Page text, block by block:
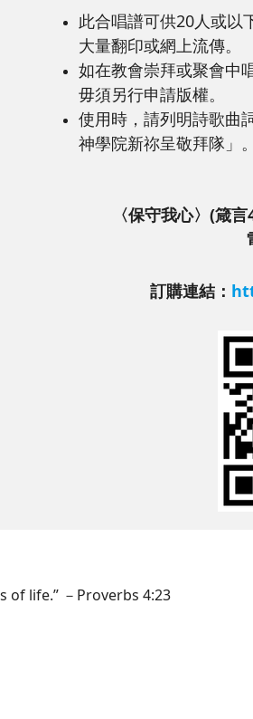
此合唱譜可供20人或以
大量翻印或網上流傳。
如在教會崇拜或聚會中
毋須另行申請版權。
使用時，請列明詩歌曲
神學院新祢呈敬拜隊」
〈保守我心〉(箴
訂購連結：
life.” －Proverbs 4:23